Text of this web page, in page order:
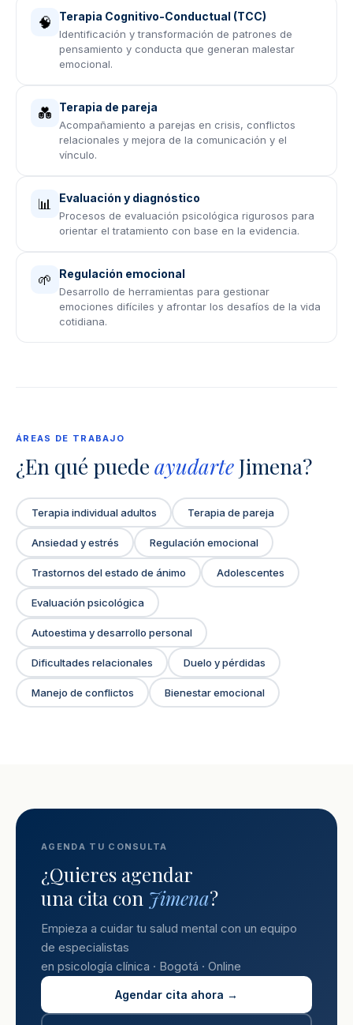
🧠 Terapia Cognitivo-Conductual (TCC)
Identificación y transformación de patrones de
pensamiento y conducta que generan malestar
emocional.
💑 Terapia de pareja
Acompañamiento a parejas en crisis, conflictos
relacionales y mejora de la comunicación y el
vínculo.
📊 Evaluación y diagnóstico
Procesos de evaluación psicológica rigurosos para
orientar el tratamiento con base en la evidencia.
🌱 Regulación emocional
Desarrollo de herramientas para gestionar
emociones difíciles y afrontar los desafíos de la vida
cotidiana.
ÁREAS DE TRABAJO
¿En qué puede ayudarte Jimena?
Terapia individual adultos Terapia de pareja
Ansiedad y estrés Regulación emocional
Trastornos del estado de ánimo Adolescentes
Evaluación psicológica
Autoestima y desarrollo personal
Dificultades relacionales Duelo y pérdidas
Manejo de conflictos Bienestar emocional
AGENDA TU CONSULTA
¿Quieres agendar
una cita con Jimena?
Empieza a cuidar tu salud mental con un equipo
de especialistas
en psicología clínica · Bogotá · Online
Agendar cita ahora →